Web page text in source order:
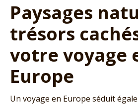
Paysages
trésors
votre voyage
Europe
Un voyage en Europe séduit